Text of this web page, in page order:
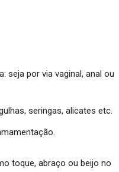
seja por via vaginal, anal ou
seringas, alicates etc.
toque, abraço ou beijo no